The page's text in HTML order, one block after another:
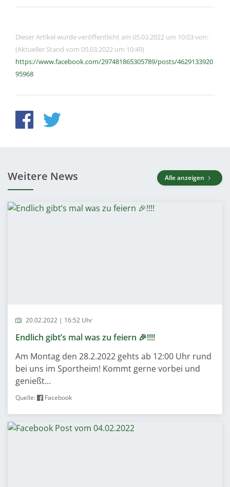
Dieser Artikel wurde veröffentlicht am 05.03.2022 um 10:03 von:
(Aktueller Stand vom 05.03.2022 um 10:49)
https://www.facebook.com/297481865305789/posts/4629133920
95968
Weitere News Alle anzeigen
20.02.2022 | 16:52 Uhr
Endlich gibt’s mal was zu feiern 🎉!!!!
Am Montag den 28.2.2022 gehts ab 12:00 Uhr rund
bei uns im Sportheim! Kommt gerne vorbei und
genießt...
Quelle: Facebook